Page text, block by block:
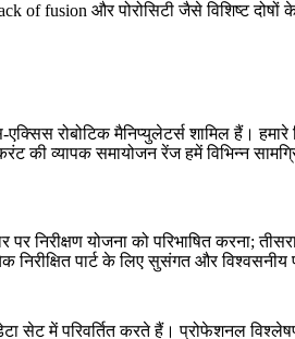
fusion और पोरोसिटी जैसे विशिष्ट दोषों
रोबोटिक मैनिप्युलेटर्स शामिल हैं।
की व्यापक समायोजन रेंज हमें विभिन्न
निरीक्षण योजना को परिभाषित करना;
पार्ट के लिए सुसंगत और विश्वसनीय
सेट में परिवर्तित करते हैं। प्रोफेशनल